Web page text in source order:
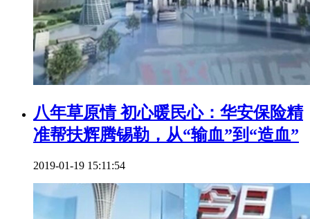
八年草原情 初心暖民心：华安保险精
准帮扶辉腾锡勒，从“输血”到“造血”
2019-01-19 15:11:54